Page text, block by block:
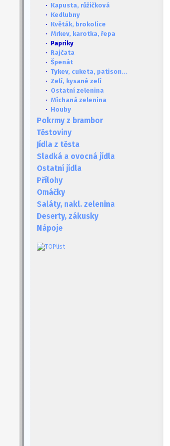
· Kapusta, růžičková
· Kedlubny
· Květák, brokolice
· Mrkev, karotka, řepa
· Papriky
· Rajčata
· Špenát
· Tykev, cuketa, patison...
· Zelí, kysané zelí
· Ostatní zelenina
· Míchaná zelenina
· Houby
Pokrmy z brambor
Těstoviny
Jídla z těsta
Sladká a ovocná jídla
Ostatní jídla
Přílohy
Omáčky
Saláty, nakl. zelenina
Deserty, zákusky
Nápoje